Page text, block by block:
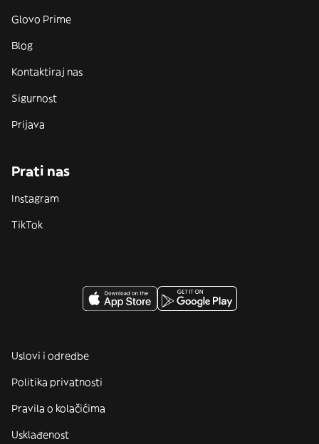
Glovo Prime
Blog
Kontaktiraj nas
Sigurnost
Prijava
Prati nas
Instagram
TikTok
Uslovi i odredbe
Politika privatnosti
Pravila o kolačićima
Usklađenost